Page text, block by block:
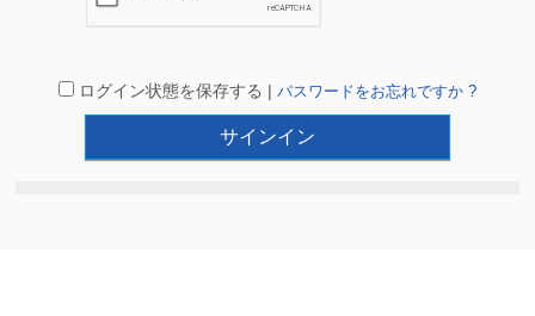
ログイン状態を保存する | パスワードをお忘れですか ?